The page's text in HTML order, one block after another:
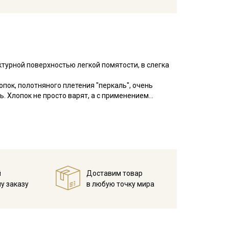
поверхностью легкой помятости, в слегка
полотняного плетения "перкаль", очень
Хлопок не просто варят, а с применением
слой, для придания мягкости и
отрез при температуре дальнейших стирок,
заказу
Доставим товар
в любую точку мира